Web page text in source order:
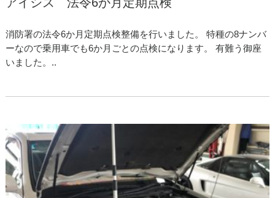
消防署の法令6か月定期点検整備を行いました。 特種の8ナンバ
ーなので乗用車でも6か月ごとの点検になります。 有難う御座
いました。..